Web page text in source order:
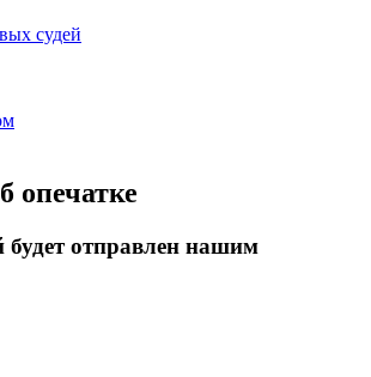
судей
опечатке
будет отправлен нашим